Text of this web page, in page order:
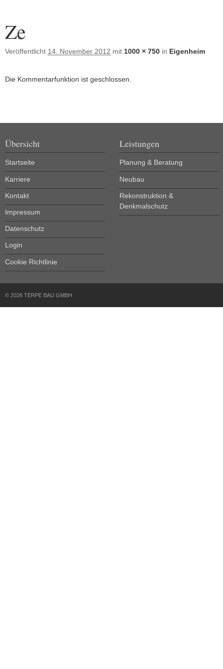
Ze
Veröffentlicht 14. November 2012 mit 1000 × 750 in Eigenheim
Die Kommentarfunktion ist geschlossen.
Übersicht
Startseite
Karriere
Kontakt
Impressum
Datenschutz
Login
Cookie Richtlinie
Leistungen
Planung & Beratung
Neubau
Rekonstruktion &
Denkmalschutz
© 2026 TERPE BAU GMBH